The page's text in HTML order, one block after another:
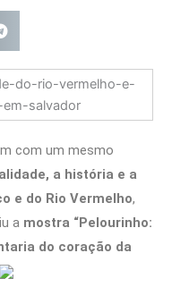
com um mesmo
a história e a
e do Rio Vermelho,
a mostra “Pelourinho:
do coração da